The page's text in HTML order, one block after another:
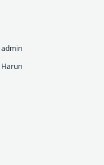
admin
Harun